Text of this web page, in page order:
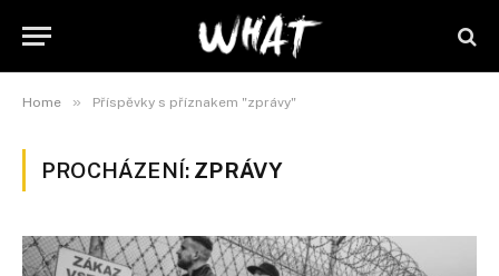
Home » Příspěvky s příznakem "zprávy"
PROCHÁZENÍ: ZPRÁVY